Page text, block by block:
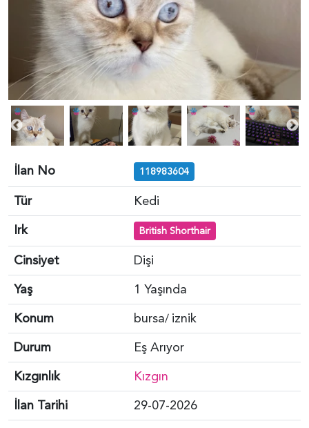
İlan No 118983604
Tür
Kedi
Irk
British Shorthair
Cinsiyet
Dişi
Yaş
1 Yaşında
Konum
bursa/ iznik
Durum
Eş Arıyor
Kızgınlık
Kızgın
İlan Tarihi
29-07-2026